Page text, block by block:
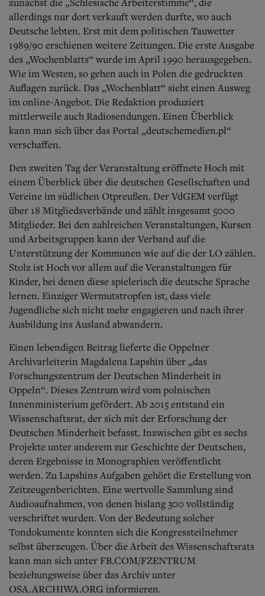
allerdings nur dort verkauft werden durfte, wo auch
Deutsche lebten. Erst mit dem politischen Tauwetter
1989/90 erschienen weitere Zeitungen. Die erste Ausgabe
des „Wochenblatts“ wurde im April 1990 herausgegeben.
Wie im Westen, so gehen auch in Polen die gedruckten
Auflagen zurück. Das „Wochenblatt“ sieht einen Ausweg
im online-Angebot. Die Redaktion produziert
mittlerweile auch Radiosendungen. Einen Überblick
kann man sich über das Portal „deutschemedien.pl“
verschaffen.
Den zweiten Tag der Veranstaltung eröffnete Hoch mit
einem Überblick über die deutschen Gesellschaften und
Vereine im südlichen Otpreußen. Der VdGEM verfügt
über 18 Mitgliedsverbände und zählt insgesamt 5000
Mitglieder. Bei den zahlreichen Veranstaltungen, Kursen
und Arbeitsgruppen kann der Verband auf die
Unterstützung der Kommunen wie auf die der LO zählen.
Stolz ist Hoch vor allem auf die Veranstaltungen für
Kinder, bei denen diese spielerisch die deutsche Sprache
lernen. Einziger Wermutstropfen ist, dass viele
Jugendliche sich nicht mehr engagieren und nach ihrer
Ausbildung ins Ausland abwandern.
Einen lebendigen Beitrag lieferte die Oppelner
Archivarleiterin Magdalena Lapshin über „das
Forschungszentrum der Deutschen Minderheit in
Oppeln“. Dieses Zentrum wird vom polnischen
Innenministerium gefördert. Ab 2015 entstand ein
Wissenschaftsrat, der sich mit der Erforschung der
Deutschen Minderheit befasst. Inzwischen gibt es sechs
Projekte unter anderem zur Geschichte der Deutschen,
deren Ergebnisse in Monographien veröffentlicht
werden. Zu Lapshins Aufgaben gehört die Erstellung von
Zeitzeugenberichten. Eine wertvolle Sammlung sind
Audioaufnahmen, von denen bislang 300 vollständig
verschriftet wurden. Von der Bedeutung solcher
Tondokumente konnten sich die Kongressteilnehmer
selbst überzeugen. Über die Arbeit des Wissenschaftsrats
kann man sich unter FB.COM/FZENTRUM
beziehungsweise über das Archiv unter
OSA.ARCHIWA.ORG informieren.